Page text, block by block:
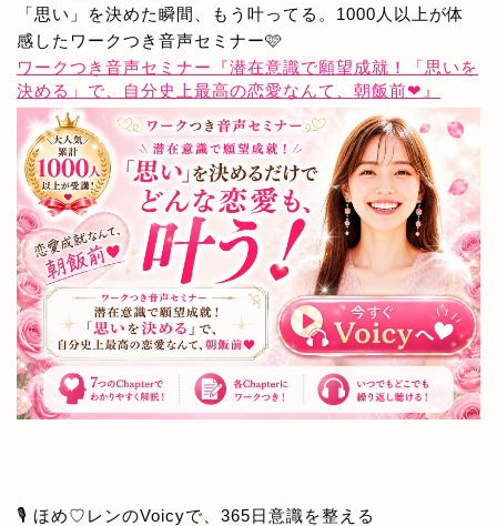
「思い」を決めた瞬間、もう叶ってる。1000人以上が体
感したワークつき音声セミナー🩷
ワークつき音声セミナー『潜在意識で願望成就！「思いを
決める」で、自分史上最高の恋愛なんて、朝飯前❤』
🎙️ ほめ♡レンのVoicyで、365日意識を整える